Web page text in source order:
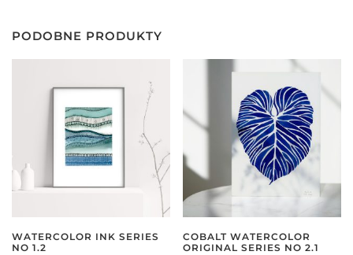
PODOBNE PRODUKTY
WATERCOLOR INK SERIES
NO 1.2
COBALT WATERCOLOR
ORIGINAL SERIES NO 2.1